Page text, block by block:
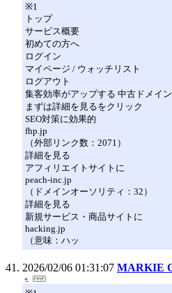
※1
トップ
サービス概要
初めての方へ
ログイン
マイページ / ウォッチリスト
ログアウト
集客効率がアップする 中古ドメイ
まずは詳細を見るをクリック
SEO対策に効果的
fhp.jp
（外部リンク数：2071）
詳細を見る
アフィリエイトサイトに
peach-inc.jp
（ドメインオーソリティ：32）
詳細を見る
新規サービス・商品サイトに
hacking.jp
（意味：ハッ
2026/02/06 01:31:07 MARKIE